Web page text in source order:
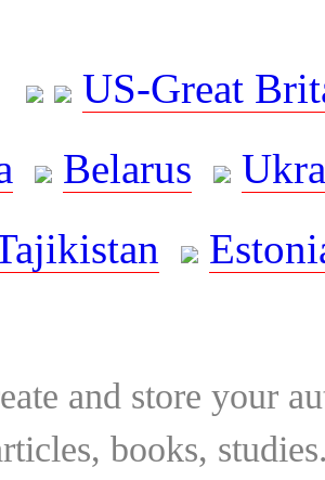
US-Great
Belarus
and store your
books,